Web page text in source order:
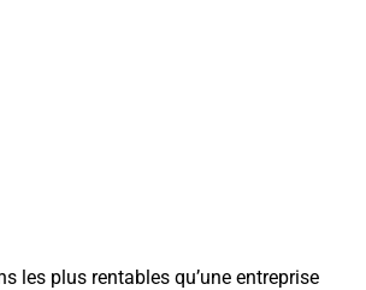
les plus rentables qu’une entreprise